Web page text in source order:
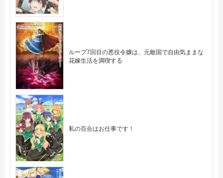
ループ7回目の悪役令嬢は、元敵国で自由気ままな
花嫁生活を満喫する
私の百合はお仕事です！